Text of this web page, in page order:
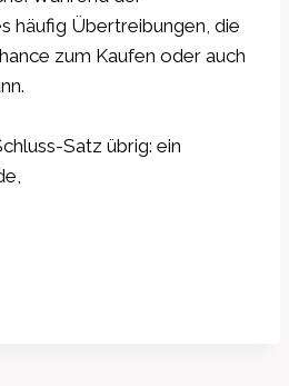
häufig Übertreibungen, die
zum Kaufen oder auch
Satz übrig: ein